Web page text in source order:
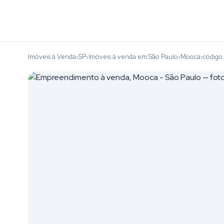
Imóveis à Venda›SP›Imóveis à venda em São Paulo›Mooca›código